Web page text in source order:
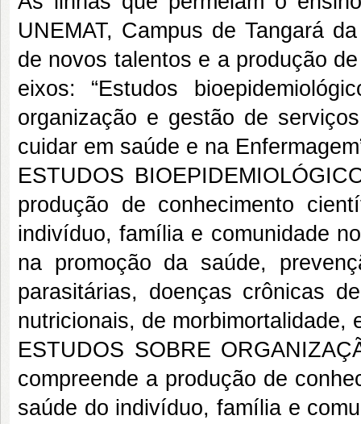
UNEMAT, Campus de Tangará
de novos talentos e a produção
eixos: “Estudos
organização e gestão de
cuidar em saúde e na
ESTUDOS
produção de conhecimento
indivíduo, família e comunidade
na promoção da saúde,
parasitárias, doenças crônicas
nutricionais, de morbimortalidade,
ESTUDOS SOBRE
compreende a produção de
saúde do indivíduo, família e